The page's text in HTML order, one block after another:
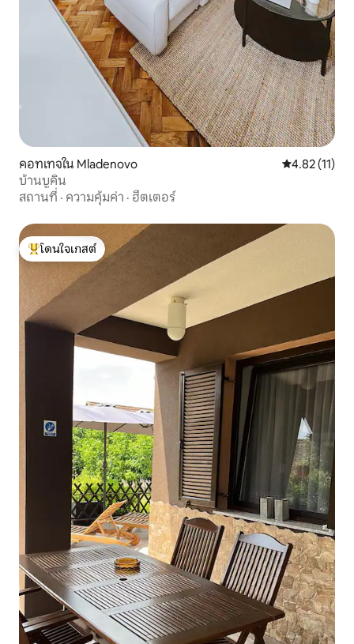
คอทเทจใน Mladenovo คะแนนเฉลี่ย
4.82 (11)
บ้านบูคิน
สถานที่ · ความคุ้มค่า · ฮีตเตอร์
โดนใจเกสต์ที่สุด
โดนใจเกสต์